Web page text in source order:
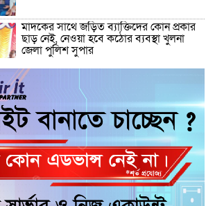
মাদকের সাথে জড়িত ব্যাক্তিদের কোন প্রকার
ছাড় নেই, নেওয়া হবে কঠোর ব্যবস্থা খুলনা
জেলা পুলিশ সুপার
“জুলাই কোন দল বা গোষ্টীর নয়, এটি সমগ্র
জাতির ” অ্যাডভোকেট জালাল উদ্দিন এমপি
ধামরাইয়ে ট্রাক চাপায় মোটরসাইকেল আরোহী
পশু চিকিৎসক নিহত, আহত ৩